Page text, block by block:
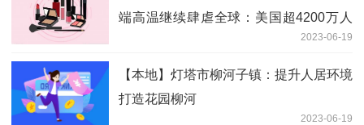
端高温继续肆虐全球：美国超4200万人
处于警报状态、巴基斯坦上破50℃……
2023-06-19
【本地】灯塔市柳河子镇：提升人居环境
打造花园柳河
2023-06-19